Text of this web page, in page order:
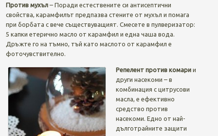
Против мухъл– Поради естествените си антисептични
свойства, карамфилът предпазва стените от мухъл и помага
при борбата с вече съществуващият. Смесете в пулверизатор:
5 капки етерично масло от карамфил и една чаша вода.
Дръжте го на тъмно, тъй като маслото от карамфил е
фоточувствително.
Репелент против комарии
други насекоми – в
комбинация с цитрусови
масла, е ефективно
средство против
насекоми. Едно от най-
дълготрайните защити